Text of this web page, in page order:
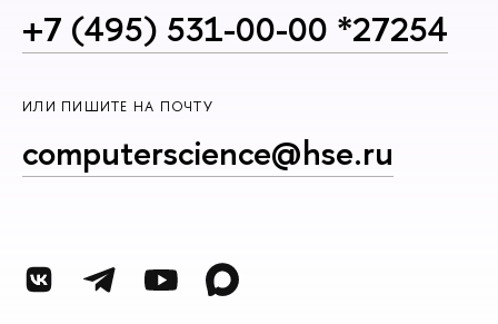
+7 (495) 531-00-00 *27254
ИЛИ ПИШИТЕ НА ПОЧТУ
computerscience@hse.ru